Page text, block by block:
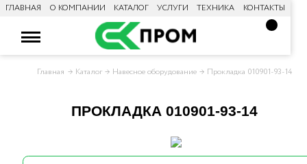
ГЛАВНАЯ О КОМПАНИИ КАТАЛОГ УСЛУГИ ТЕХНИКА КОНТАКТЫ
Главная Каталог Навесное оборудование Прокладка 010901-93-14
ПРОКЛАДКА 010901-93-14